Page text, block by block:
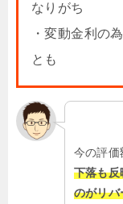
なりがち
・変動金利の
とも
今の評
下落も
のがリ